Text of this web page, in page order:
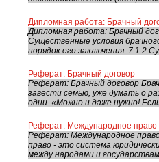
Дипломная работа: Брачный
Дипломная работа: Брачный
Существенные условия
порядок его заключения. 7 1.2
Реферат: Брачный договор
Реферат: Брачный договор
завести семью, уже думать о
одни. «Можно и даже нужно!
Реферат: Международное право
Реферат: Международное
право - это система
между народами и